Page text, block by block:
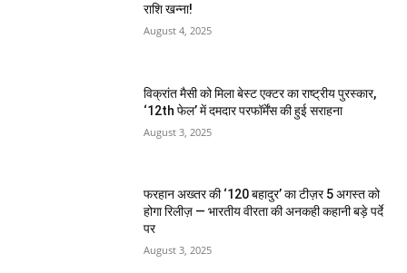
राशि खन्ना!
August 4, 2025
विक्रांत मैसी को मिला बेस्ट एक्टर का राष्ट्रीय पुरस्कार,
‘12th फेल’ में दमदार परफॉर्मेंस की हुई सराहना
August 3, 2025
फरहान अख्तर की ‘120 बहादुर’ का टीज़र 5 अगस्त को
होगा रिलीज़ — भारतीय वीरता की अनकही कहानी बड़े पर्दे
पर
August 3, 2025